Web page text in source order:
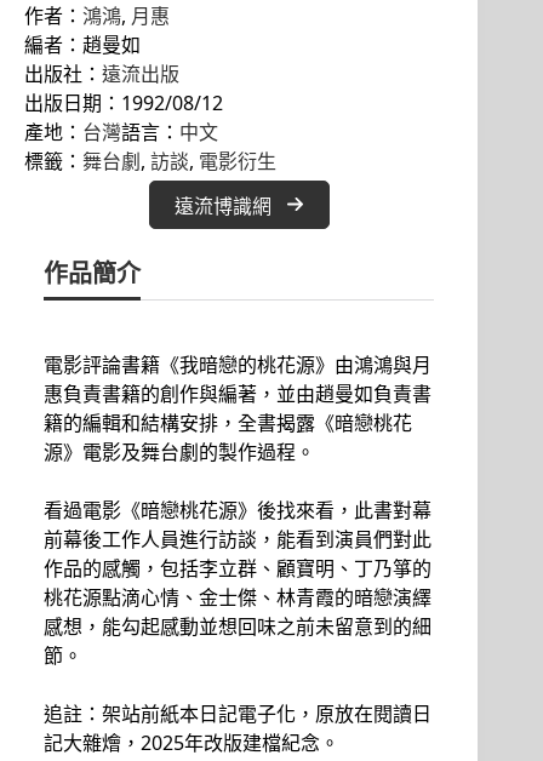
作者： 鴻鴻, 月惠
編者：趙曼如
出版社： 遠流出版
出版日期：1992/08/12
產地： 台灣語言： 中文
標籤： 舞台劇, 訪談, 電影衍生
遠流博識網
作品簡介
電影評論書籍《我暗戀的桃花源》由鴻鴻與月
惠負責書籍的創作與編著，並由趙曼如負責書
籍的編輯和結構安排，全書揭露《暗戀桃花
源》電影及舞台劇的製作過程。
看過電影《暗戀桃花源》後找來看，此書對幕
前幕後工作人員進行訪談，能看到演員們對此
作品的感觸，包括李立群、顧寶明、丁乃箏的
桃花源點滴心情、金士傑、林青霞的暗戀演繹
感想，能勾起感動並想回味之前未留意到的細
節。
追註：架站前紙本日記電子化，原放在閱讀日
記大雜燴，2025年改版建檔紀念。